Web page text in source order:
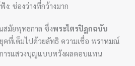
: ช่องว่างที่กว้างมาก
สมัยพุทธกาล ซึ่งพระไตรปิฎกฉบับ
คที่เต็มไปด้วยลัทธิ ความเชื่อ พราหมณ์
ารแสวงบุญแบบหวังผลตอบแทน